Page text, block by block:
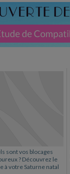
sont vos blocages
? Découvrez le
à votre Saturne natal